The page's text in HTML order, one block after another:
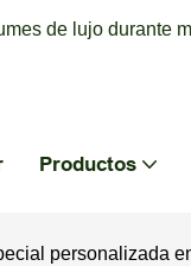
de lujo durante
Productos
personalizada